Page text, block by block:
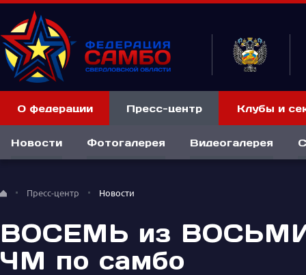
О федерации Пресс-центр
Новости Фотогалерея Видеогалерея
Клубы и
Пресс-центр Новости
ВОСЕМЬ из ВОСЬМИ!
ЧМ по самбо